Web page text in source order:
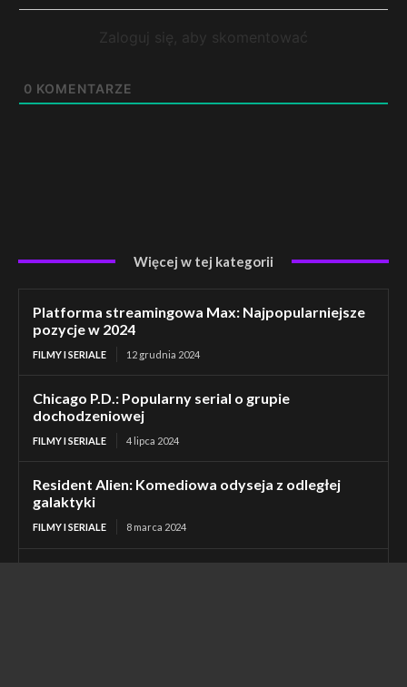
Zaloguj się, aby skomentować
0 KOMENTARZE
Więcej w tej kategorii
Platforma streamingowa Max: Najpopularniejsze
pozycje w 2024
FILMY I SERIALE 12 grudnia 2024
Chicago P.D.: Popularny serial o grupie
dochodzeniowej
FILMY I SERIALE 4 lipca 2024
Resident Alien: Komediowa odyseja z odległej
galaktyki
FILMY I SERIALE 8 marca 2024